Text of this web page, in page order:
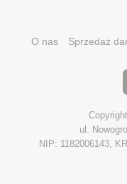
O nas Sprzedaż
ul.
NIP: 1182006143,